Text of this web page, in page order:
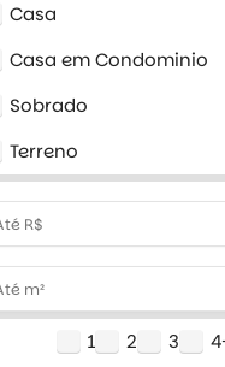
Casa
Casa em Condominio
Sobrado
Terreno
1 2 3